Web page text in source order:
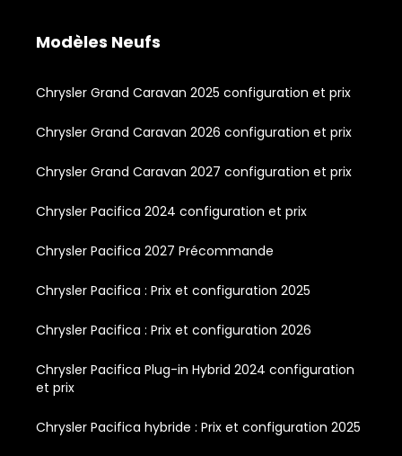
Modèles Neufs
Chrysler Grand Caravan 2025 configuration et prix
Chrysler Grand Caravan 2026 configuration et prix
Chrysler Grand Caravan 2027 configuration et prix
Chrysler Pacifica 2024 configuration et prix
Chrysler Pacifica 2027 Précommande
Chrysler Pacifica : Prix et configuration 2025
Chrysler Pacifica : Prix et configuration 2026
Chrysler Pacifica Plug-in Hybrid 2024 configuration
et prix
Chrysler Pacifica hybride : Prix et configuration 2025